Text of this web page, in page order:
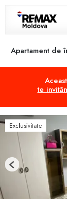
Apartament de
te
Exclusivitate
Previous